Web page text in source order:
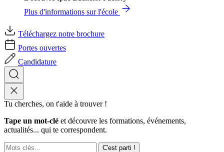
Plus d'informations sur l'école
Téléchargez notre brochure
Portes ouvertes
Candidature
Tu cherches, on t'aide à trouver !
Tape un mot-clé et découvre les formations, événements,
actualités... qui te correspondent.
C'est parti !